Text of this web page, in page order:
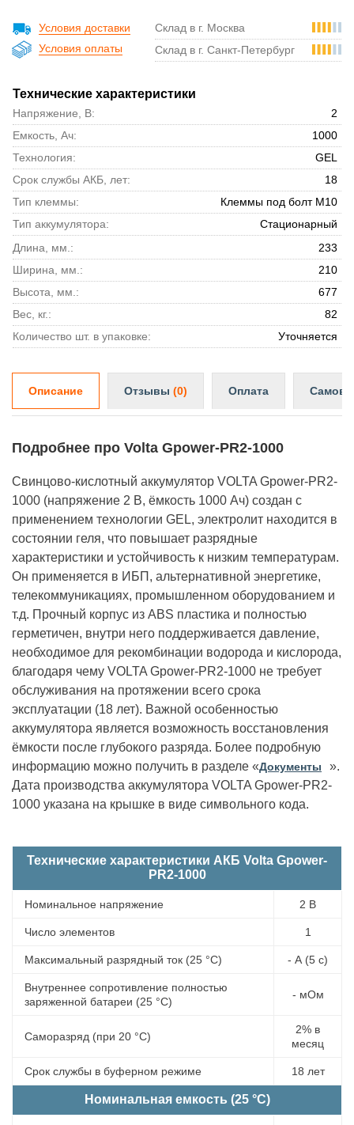
Условия доставки
Условия оплаты
Склад в г. Москва
Склад в г. Санкт-Петербург
Технические характеристики
Напряжение, В:
2
Емкость, Ач:
1000
Технология:
GEL
Срок службы АКБ, лет:
18
Тип клеммы:
Клеммы под болт М10
Тип аккумулятора:
Стационарный
Длина, мм.:
233
Ширина, мм.:
210
Высота, мм.:
677
Вес, кг.:
82
Количество шт. в упаковке:
Уточняется
Описание Отзывы (0) Оплата
Подробнее про Volta Gpower-PR2-1000
Свинцово-кислотный аккумулятор VOLTA Gpower-PR2-
1000 (напряжение 2 В, ёмкость 1000 Ач) создан с
применением технологии GEL, электролит находится в
состоянии геля, что повышает разрядные
характеристики и устойчивость к низким температурам.
Он применяется в ИБП, альтернативной энергетике,
телекоммуникациях, промышленном оборудованием и
т.д. Прочный корпус из ABS пластика и полностью
герметичен, внутри него поддерживается давление,
необходимое для рекомбинации водорода и кислорода,
благодаря чему VOLTA Gpower-PR2-1000 не требует
обслуживания на протяжении всего срока
эксплуатации (18 лет). Важной особенностью
аккумулятора является возможность восстановления
ёмкости после глубокого разряда. Более подробную
информацию можно получить в разделе «Документы
».
Дата производства аккумулятора VOLTA Gpower-PR2-
1000 указана на крышке в виде символьного кода.
Технические характеристики АКБ Volta Gpower-
PR2-1000
Номинальное напряжение 2 В
Число элементов 1
Максимальный разрядный ток (25 °С) - А (5 с)
Внутреннее сопротивление полностью
заряженной батареи (25 °С)
- мОм
Саморазряд (при 20 °С)
2% в
месяц
Срок службы в буферном режиме 18 лет
Номинальная емкость (25 °С)